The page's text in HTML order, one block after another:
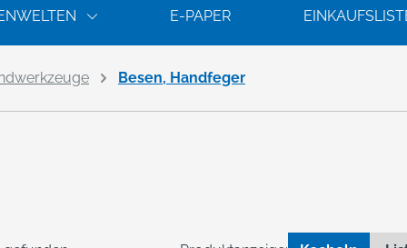
E-PAPER
Besen, Handfeger